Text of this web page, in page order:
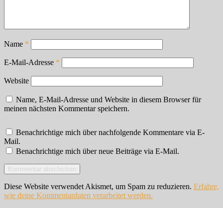
Name *
E-Mail-Adresse *
Website
Name, E-Mail-Adresse und Website in diesem Browser für
meinen nächsten Kommentar speichern.
Benachrichtige mich über nachfolgende Kommentare via E-
Mail.
Benachrichtige mich über neue Beiträge via E-Mail.
Diese Website verwendet Akismet, um Spam zu reduzieren. Erfahre,
wie deine Kommentardaten verarbeitet werden.